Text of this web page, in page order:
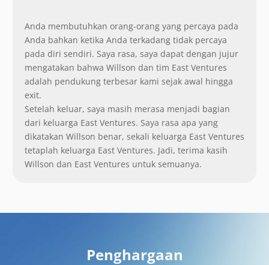
Anda membutuhkan orang-orang yang percaya pada
Anda bahkan ketika Anda terkadang tidak percaya
pada diri sendiri. Saya rasa, saya dapat dengan jujur
mengatakan bahwa Willson dan tim East Ventures
adalah pendukung terbesar kami sejak awal hingga
exit.
Setelah keluar, saya masih merasa menjadi bagian
dari keluarga East Ventures. Saya rasa apa yang
dikatakan Willson benar, sekali keluarga East Ventures
tetaplah keluarga East Ventures. Jadi, terima kasih
Willson dan East Ventures untuk semuanya.
Penghargaan